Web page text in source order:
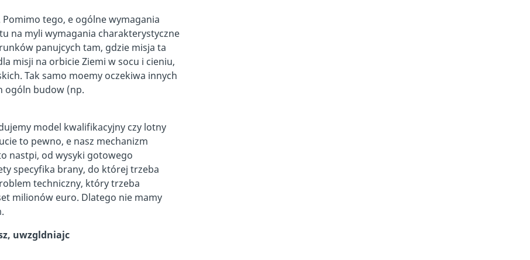
tego, e ogólne wymagania
na myli wymagania charakterystyczne
panujcych tam, gdzie misja ta
misji na orbicie Ziemi w socu i cieniu,
Tak samo moemy oczekiwa innych
ogóln budow (np.
model kwalifikacyjny czy lotny
to pewno, e nasz mechanizm
nastpi, od wysyki gotowego
specyfika brany, do której trzeba
techniczny, który trzeba
milionów euro. Dlatego nie mamy
uwzgldniajc